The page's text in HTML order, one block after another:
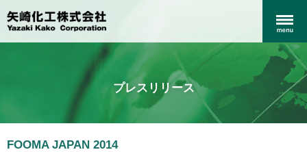
プレスリリース
FOOMA JAPAN 2014